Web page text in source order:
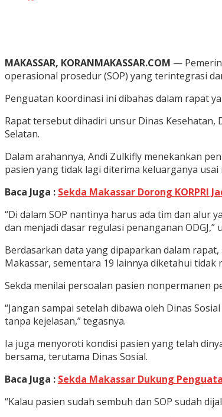
MAKASSAR, KORANMAKASSAR.COM —
operasional prosedur (SOP) yang terintegrasi
Penguatan koordinasi ini dibahas dalam rapat
Rapat tersebut dihadiri unsur Dinas Kesehatan,
Selatan.
Dalam arahannya, Andi Zulkifly menekankan
pasien yang tidak lagi diterima keluarganya
Baca Juga : Sekda Makassar Dorong KORPRI
“Di dalam SOP nantinya harus ada tim dan alur
dan menjadi dasar regulasi penanganan ODGJ,”
Berdasarkan data yang dipaparkan dalam
Makassar, sementara 19 lainnya diketahui tidak
Sekda menilai persoalan pasien nonpermanen
“Jangan sampai setelah dibawa oleh Dinas
tanpa kejelasan,” tegasnya.
Ia juga menyoroti kondisi pasien yang telah
bersama, terutama Dinas Sosial.
Baca Juga : Sekda Makassar Dukung
“Kalau pasien sudah sembuh dan SOP sudah